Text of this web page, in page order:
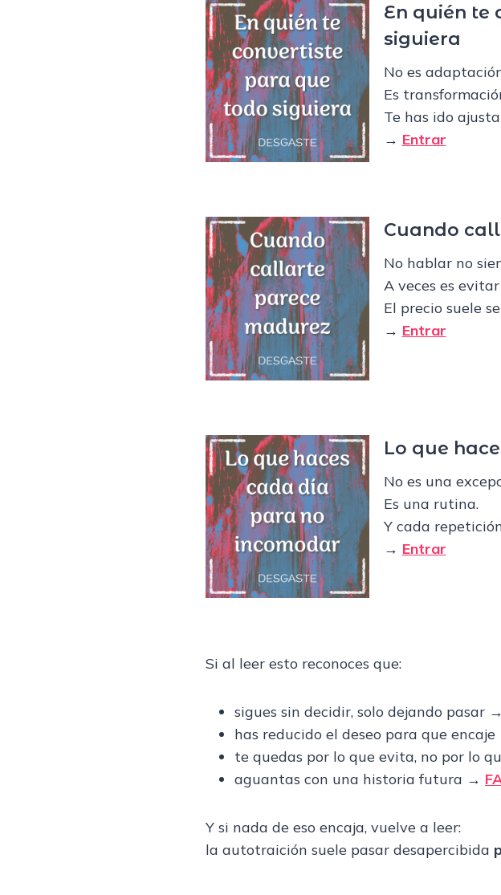
En quién te
siguiera
No es
Es
Te has ido
→ Entrar
Cuando
No hablar no
A veces es
El precio suele
→ Entrar
Lo que
No es una
Es una rutina.
Y cada
→ Entrar
Si al leer esto reconoces que:
sigues sin decidir, solo dejando pasar →
has reducido el deseo para que
te quedas por lo que evita, no por lo
aguantas con una historia futura →
Y si nada de eso encaja, vuelve a leer:
la autotraición suele pasar desapercibida